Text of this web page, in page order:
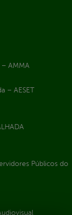
– AMMA
– AESET
Públicos do